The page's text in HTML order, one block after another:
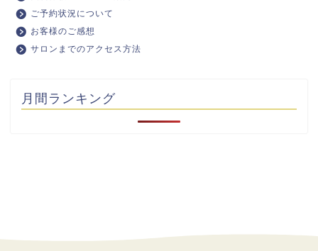
ご予約状況について
お客様のご感想
サロンまでのアクセス方法
月間ランキング